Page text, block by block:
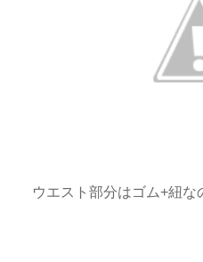
ウエスト部分はゴム+紐な